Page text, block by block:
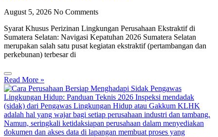
August 5, 2026 No Comments
Syarat Khusus Perizinan Lingkungan Perusahaan Ekstraktif di
Sumatera Selatan: Navigasi Kepatuhan 2026 Sumatera Selatan
merupakan salah satu pusat kegiatan ekstraktif (pertambangan dan
perkebunan) terbesar di
Read More »